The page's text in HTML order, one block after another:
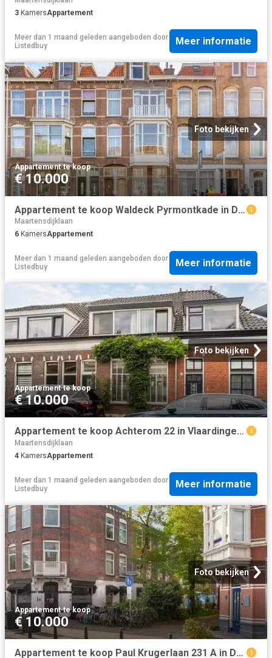
3 KamersAppartement
Meer dan 1 maand geleden aangeboden door
Listedbuy
Meer informatie
Foto bekijken
Appartement·te koop
€ 10.000
Appartement te koop Waldeck Pyrmontkade in Den Haag voor € 645.
Maartensdijklaan
6 KamersAppartement
Meer dan 1 maand geleden aangeboden door
Listedbuy
Meer informatie
Foto bekijken
Appartement·te koop
€ 10.000
Appartement te koop Achterom 22 in Vlaardingen voor € 365.000
Maartensdijklaan
4 KamersAppartement
Meer dan 1 maand geleden aangeboden door
Listedbuy
Meer informatie
Foto bekijken
Appartement·te koop
€ 10.000
Appartement te koop Paul Krugerlaan 231 A in Den Haag voor € 1.